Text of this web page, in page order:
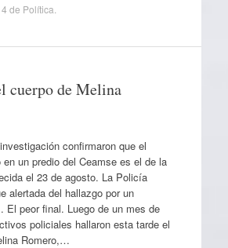
de Política
cuerpo de Melina
confirmaron que el
en un predio del Ceamse es el de la
el 23 de agosto. La Policía
alertada del hallazgo por un
El peor final. Luego de un mes de
policiales hallaron esta tarde el
Romero,…